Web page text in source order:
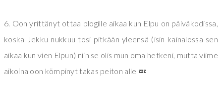
6. Oon yrittänyt ottaa blogille aikaa kun Elpu on päiväkodissa,
koska Jekku nukkuu tosi pitkään yleensä (isin kainalossa sen
aikaa kun vien Elpun) niin se olis mun oma hetkeni, mutta viime
aikoina oon kömpinyt takas peiton alle 💤